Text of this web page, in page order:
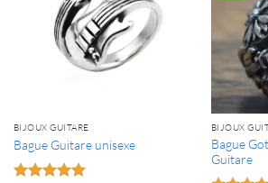
BIJOUX GUITARE
Bague Guitare unisexe
BIJOUX
Bague
Guitare